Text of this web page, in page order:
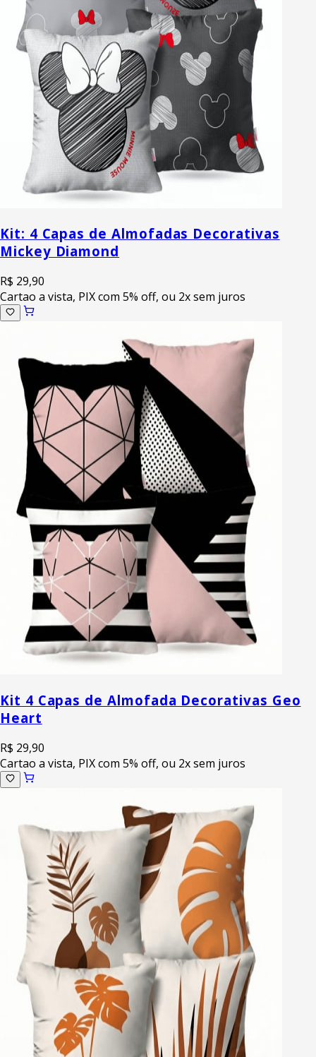
Kit: 4 Capas de Almofadas Decorativas
Mickey Diamond
R$ 29,90
Cartao a vista, PIX com 5% off, ou 2x sem juros
Kit 4 Capas de Almofada Decorativas Geo
Heart
R$ 29,90
Cartao a vista, PIX com 5% off, ou 2x sem juros